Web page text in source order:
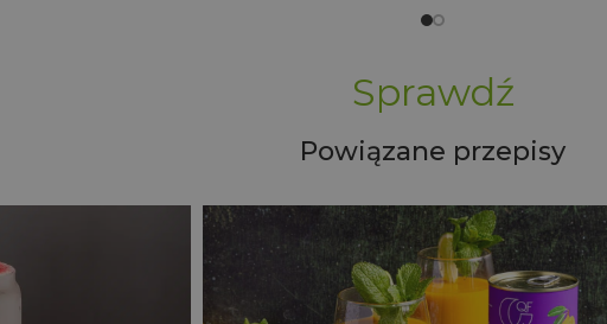
Sprawdź
Powiązane przepisy